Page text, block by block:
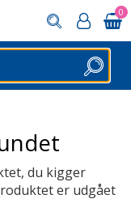
0
Søg
du kigger
er udgået